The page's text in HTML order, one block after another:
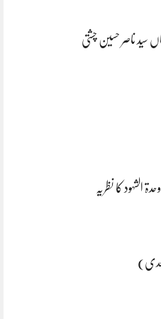
سید ناصر حسین چشتی
الشہود کا نظریہ